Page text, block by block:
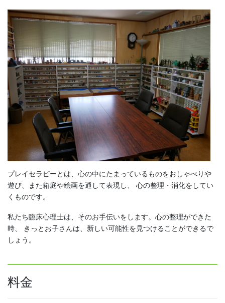
プレイセラピーとは、心の中にたまっているものをおしゃべりや
遊び、また箱庭や絵画を通して表現し、 心の整理・消化をしてい
くものです。
私たち臨床心理士は、そのお手伝いをします。心の整理ができた
時、 きっとお子さんは、新しい可能性を見つけることができるで
しょう。
料金